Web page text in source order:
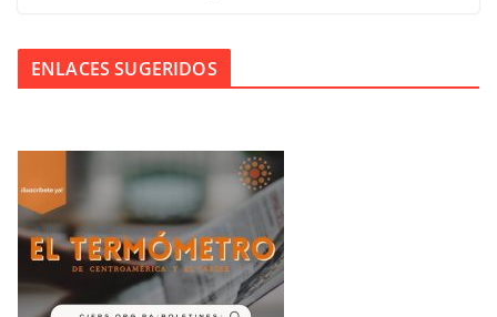
ENLACES SUGERIDOS